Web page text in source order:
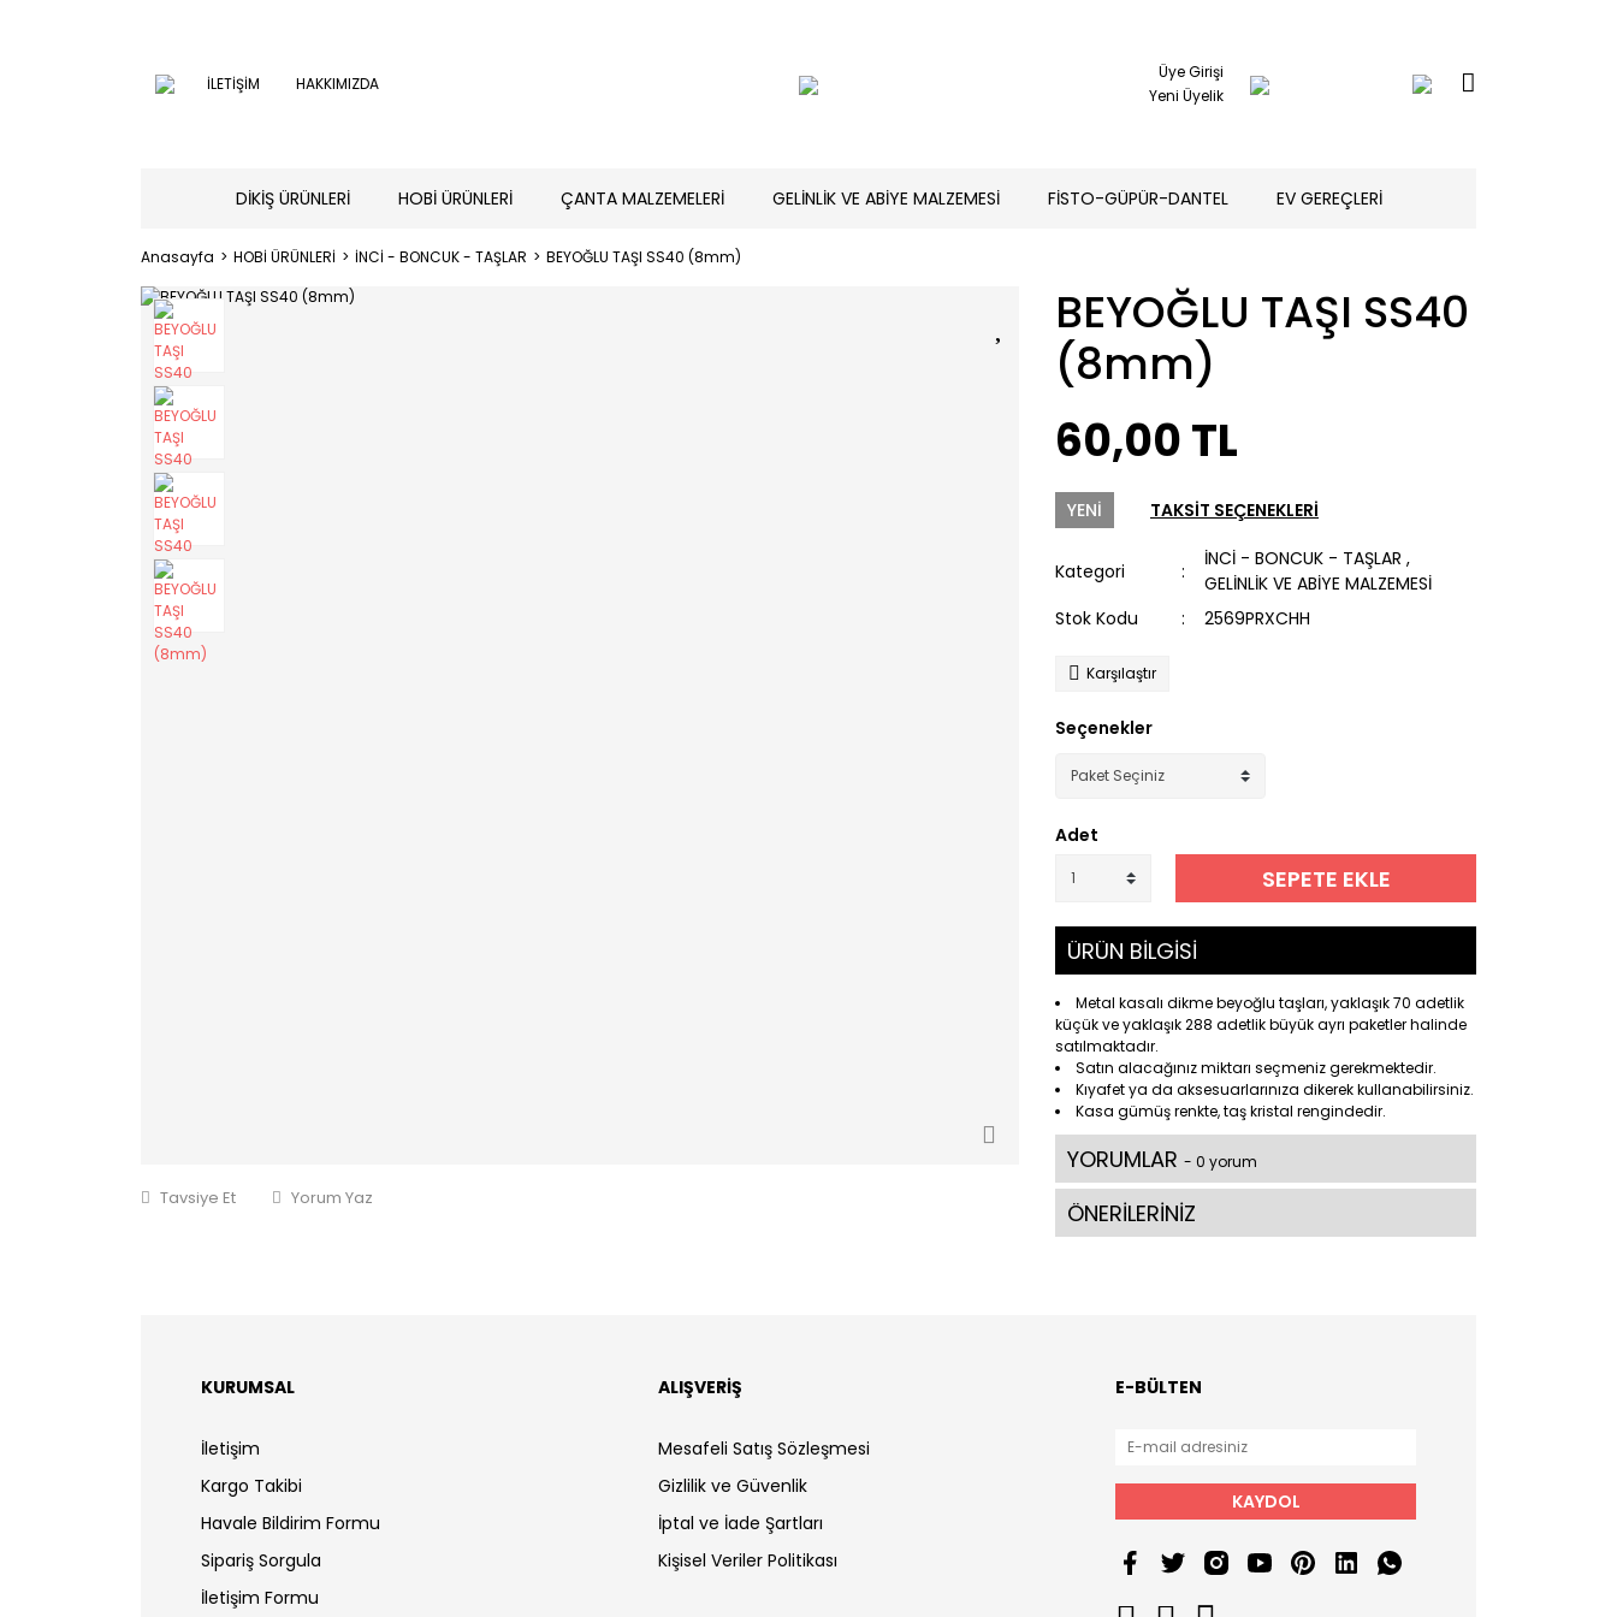
İLETİŞİM HAKKIMIZDA
Üye Girişi
Yeni Üyelik
DİKİŞ ÜRÜNLERİ HOBİ ÜRÜNLERİ ÇANTA MALZEMELERİ GELİNLİK VE ABİYE MALZEMESİ FİSTO-GÜPÜR-DANTEL EV GEREÇLERİ
Anasayfa HOBİ ÜRÜNLERİ İNCİ - BONCUK - TAŞLAR BEYOĞLU TAŞI SS40 (8mm)
Tavsiye Et Yorum Yaz
BEYOĞLU TAŞI SS40
(8mm)
60,00 TL
YENİ TAKSİT SEÇENEKLERİ
Kategori
İNCİ - BONCUK - TAŞLAR ,
GELİNLİK VE ABİYE MALZEMESİ
Stok Kodu
2569PRXCHH
Karşılaştır
Seçenekler
Adet
SEPETE EKLE
ÜRÜN BİLGİSİ
Metal kasalı dikme beyoğlu taşları, yaklaşık 70 adetlik
küçük ve yaklaşık 288 adetlik büyük ayrı paketler halinde
satılmaktadır.
Satın alacağınız miktarı seçmeniz gerekmektedir.
Kıyafet ya da aksesuarlarınıza dikerek kullanabilirsiniz.
Kasa gümüş renkte, taş kristal rengindedir.
YORUMLAR - 0 yorum
ÖNERİLERİNİZ
KURUMSAL
İletişim
Kargo Takibi
Havale Bildirim Formu
Sipariş Sorgula
İletişim Formu
ALIŞVERİŞ
Mesafeli Satış Sözleşmesi
Gizlilik ve Güvenlik
İptal ve İade Şartları
Kişisel Veriler Politikası
E-BÜLTEN
KAYDOL